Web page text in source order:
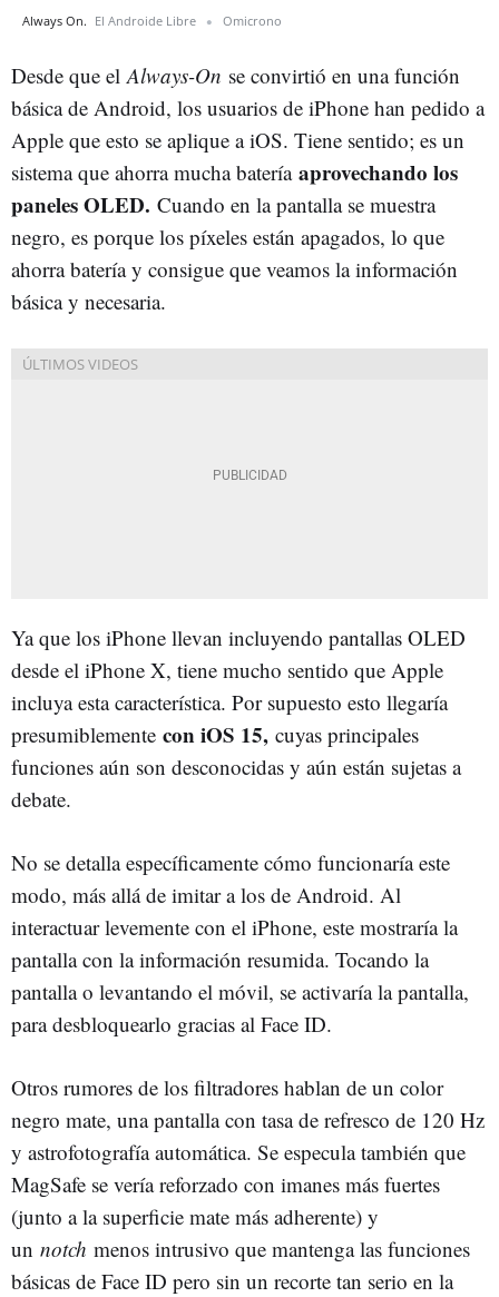
Always On. El Androide Libre Omicrono
Desde que el Always-On se convirtió en una función
básica de Android, los usuarios de iPhone han pedido a
Apple que esto se aplique a iOS. Tiene sentido; es un
sistema que ahorra mucha batería aprovechando los
paneles OLED. Cuando en la pantalla se muestra
negro, es porque los píxeles están apagados, lo que
ahorra batería y consigue que veamos la información
básica y necesaria.
Ya que los iPhone llevan incluyendo pantallas OLED
desde el iPhone X, tiene mucho sentido que Apple
incluya esta característica. Por supuesto esto llegaría
presumiblemente con iOS 15, cuyas principales
funciones aún son desconocidas y aún están sujetas a
debate.
No se detalla específicamente cómo funcionaría este
modo, más allá de imitar a los de Android. Al
interactuar levemente con el iPhone, este mostraría la
pantalla con la información resumida. Tocando la
pantalla o levantando el móvil, se activaría la pantalla,
para desbloquearlo gracias al Face ID.
Otros rumores de los filtradores hablan de un color
negro mate, una pantalla con tasa de refresco de 120 Hz
y astrofotografía automática. Se especula también que
MagSafe se vería reforzado con imanes más fuertes
(junto a la superficie mate más adherente) y
un notch menos intrusivo que mantenga las funciones
básicas de Face ID pero sin un recorte tan serio en la